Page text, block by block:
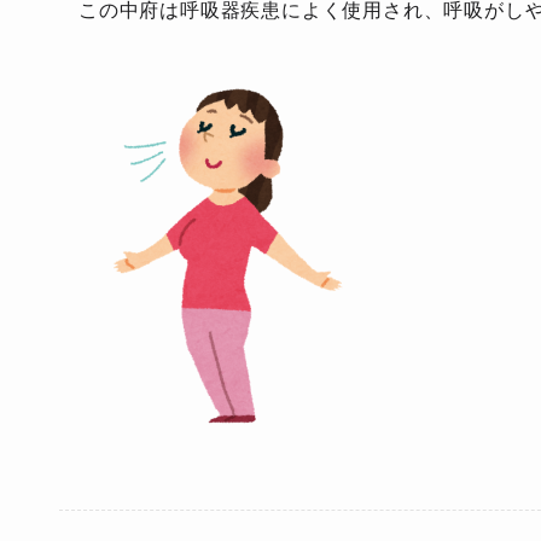
この中府は呼吸器疾患によく使用され、呼吸がし